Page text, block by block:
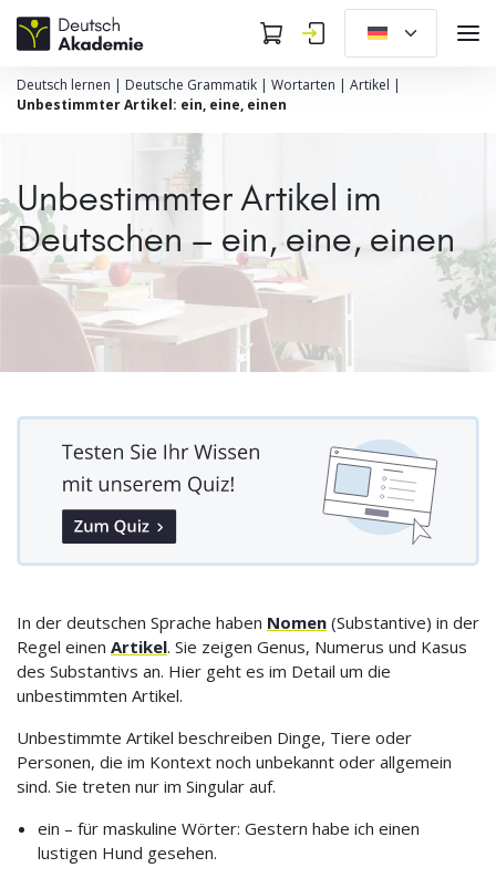
Deutsch lernen | Deutsche Grammatik | Wortarten | Artikel |
Unbestimmter Artikel: ein, eine, einen
Unbestimmter Artikel im
Deutschen – ein, eine, einen
In der deutschen Sprache haben Nomen (Substantive) in der
Regel einen Artikel. Sie zeigen Genus, Numerus und Kasus
des Substantivs an. Hier geht es im Detail um die
unbestimmten Artikel.
Unbestimmte Artikel beschreiben Dinge, Tiere oder
Personen, die im Kontext noch unbekannt oder allgemein
sind. Sie treten nur im Singular auf.
ein – für maskuline Wörter: Gestern habe ich einen
lustigen Hund gesehen.